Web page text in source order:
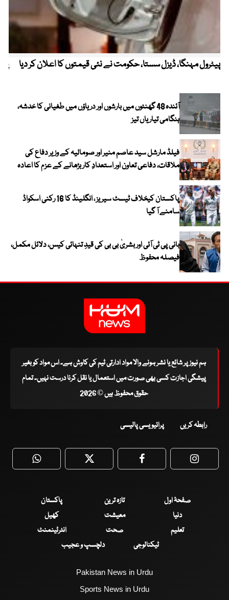
پیٹرول مہنگا، ڈیزل سستا، حکومت نے نئی قیمتوں کا اعلان کر دیا
آئندہ 48 گھنٹوں میں بارشوں اور دریاؤں میں طغیانی کا خدشہ،
ہنگامی تیاریاں تیز
فیلڈ مارشل سید عاصم منیر اور صومالیہ کے وزیر دفاع کی
ملاقات، دفاعی تعاون اور استعدادِ کار بڑھانے کے عزم کا اعادہ
پاکستان کیخلاف ٹیسٹ سیریز ، انگلینڈ کا 16 رکنی اسکواڈ
سامنے آ گیا
بانی پی ٹی آئی اور بشریٰ بی بی کی قیدِ تنہائی کیس، دلائل مکمل،
فیصلہ محفوظ
ہم نیوز پر شائع یا نشر ہونے والا مواد ادارتی ٹیم کی کاوش ہے۔ اس مواد کو بغیر
پیشگی اجازت کسی بھی صورت میں استعمال یا نقل کرنا درست نہیں۔ تمام
حقوق محفوظ ہیں © 2026
رابطہ کریں پرائیویسی پالیسی
WhatsApp Twitter Facebook
صفحۂ اول تازہ ترین
پاکستان
دنیا
معیشت
کھیل
تعلیم
صحت
انٹرٹینمنٹ
ٹیکنالوجی
دلچسپ و عجیب
Pakistan News in Urdu
Sports News in Urdu